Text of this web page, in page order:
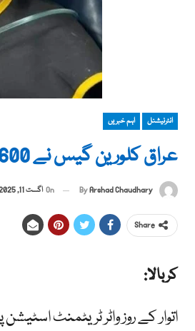
انٹرنیشنل اہم خبریں
عراق کلورین گیس نے 600 حجاج کرام کو اسپتال میں داخل کیا
ByArshad Chaudhary
On اگست 11, 2025
Share
کربالا: